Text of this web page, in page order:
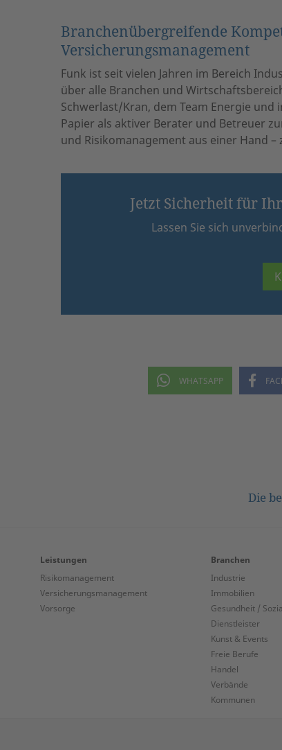
Branchenübergreifende
Versicherungsmanagement
Funk ist seit vielen Jahren im Bereich
über alle Branchen und
Schwerlast/Kran, dem Team Energie
Papier als aktiver Berater und Betreuer
und Risikomanagement aus einer Hand
Jetzt Sicherheit für
Lassen Sie sich
Die
Leistungen
Risikomanagement
Versicherungs­management
Vorsorge
Branchen
Industrie
Immobilien
Gesundheit /
Dienstleister
Kunst & Events
Freie Berufe
Handel
Verbände
Kommunen